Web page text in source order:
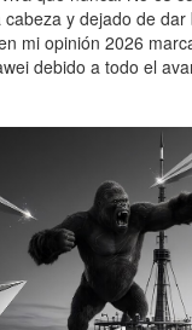
y dejado de
mi opinión 2026
debido a todo el